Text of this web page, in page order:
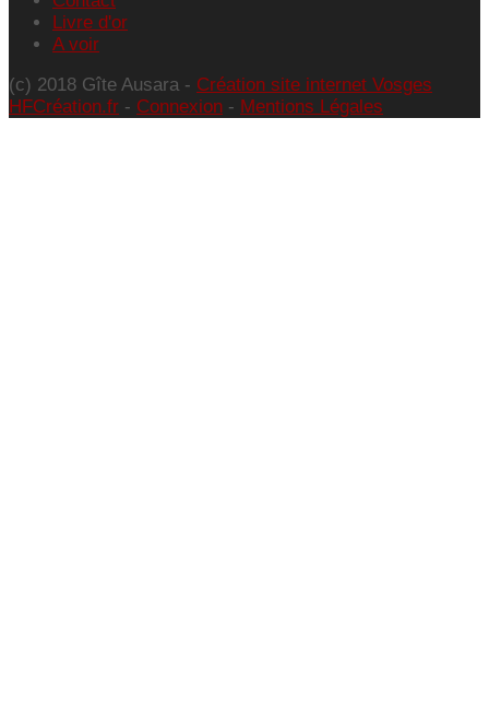
Livre d'or
A voir
(c) 2018 Gîte Ausara - Création site internet Vosges
HFCréation.fr - Connexion - Mentions Légales